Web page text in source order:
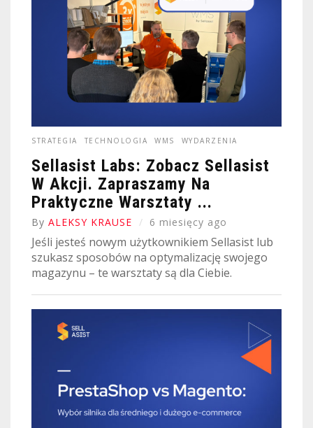
STRATEGIA TECHNOLOGIA WMS WYDARZENIA
Sellasist Labs: Zobacz Sellasist
W Akcji. Zapraszamy Na
Praktyczne Warsztaty ...
By ALEKSY KRAUSE 6 miesięcy ago
Jeśli jesteś nowym użytkownikiem Sellasist lub
szukasz sposobów na optymalizację swojego
magazynu – te warsztaty są dla Ciebie.